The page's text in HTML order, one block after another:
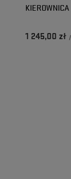
1 245,00 zł /